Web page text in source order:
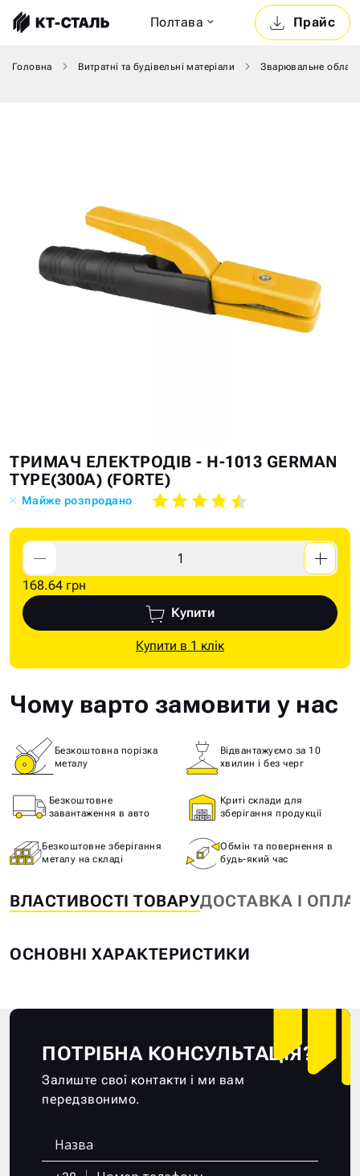
Прайс
Полтава
Головна Витратні та будівельні матеріали Зварювальне
Skip
to
of
the
images
gallery
Skip
to
beginning
of
the
images
gallery
ТРИМАЧ ЕЛЕКТРОДІВ - H-1013 GERMAN
TYPE(300А) (FORTE)
Майже розпродано
168.64 грн
Купити
Купити в 1 клік
Чому варто замовити у нас
Безкоштовна порізка
металу
Відвантажуємо за 10
хвилин і без черг
Безкоштовне
завантаження в авто
Криті склади для
зберігання продукції
Безкоштовне зберігання
металу на складі
Обмін та повернення в
будь-який час
ВЛАСТИВОСТІ ТОВАРУДОСТАВКА І
ОСНОВНІ ХАРАКТЕРИСТИКИ
ПОТРІБНА КОНСУЛЬТАЦІЯ?
Залиште свої контакти і ми вам
передзвонимо.